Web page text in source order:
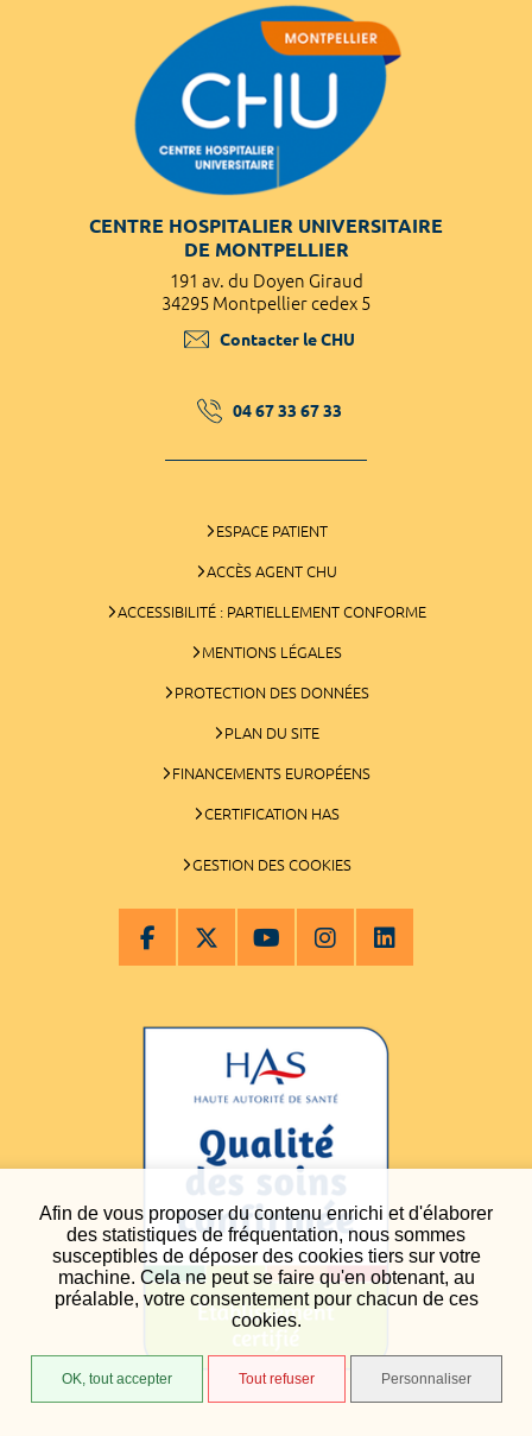
Afin de vous proposer du contenu enrichi et d'élaborer
des statistiques de fréquentation, nous sommes
susceptibles de déposer des cookies tiers sur votre
machine. Cela ne peut se faire qu'en obtenant, au
préalable, votre consentement pour chacun de ces
cookies.
OK, tout accepter Tout refuser Personnaliser
CENTRE HOSPITALIER UNIVERSITAIRE
DE MONTPELLIER
191 av. du Doyen Giraud
34295 Montpellier cedex 5
Contacter le CHU
04 67 33 67 33
ESPACE PATIENT
ACCÈS AGENT CHU
ACCESSIBILITÉ : PARTIELLEMENT CONFORME
MENTIONS LÉGALES
PROTECTION DES DONNÉES
PLAN DU SITE
FINANCEMENTS EUROPÉENS
CERTIFICATION HAS
GESTION DES COOKIES